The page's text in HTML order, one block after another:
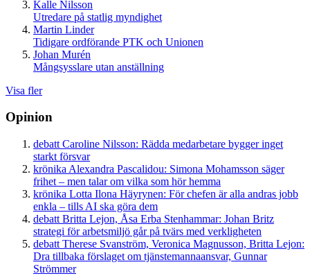
Kalle Nilsson
Utredare på statlig myndighet
Martin Linder
Tidigare ordförande PTK och Unionen
Johan Murén
Mångsysslare utan anställning
Visa fler
Opinion
debatt Caroline Nilsson: Rädda medarbetare bygger inget
starkt försvar
krönika Alexandra Pascalidou: Simona Mohamsson säger
frihet – men talar om vilka som hör hemma
krönika Lotta Ilona Häyrynen: För chefen är alla andras jobb
enkla – tills AI ska göra dem
debatt Britta Lejon, Åsa Erba Stenhammar: Johan Britz
strategi för arbetsmiljö går på tvärs med verkligheten
debatt Therese Svanström, Veronica Magnusson, Britta Lejon:
Dra tillbaka förslaget om tjänstemannaansvar, Gunnar
Strömmer